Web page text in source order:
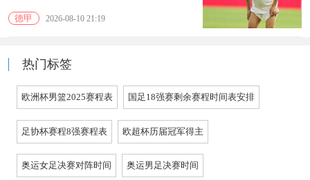
德甲 2026-08-10 21:19
热门标签
欧洲杯男篮2025赛程表 国足18强赛剩余赛程时间表安排
足协杯赛程8强赛程表 欧超杯历届冠军得主
奥运女足决赛对阵时间 奥运男足决赛时间